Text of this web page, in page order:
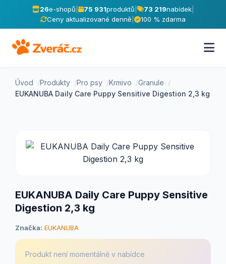
26e-shopů 75 931produktů 73 219nabídek|
Ceny aktualizované denně
100 % zdarma
Úvod Produkty Pro psy Krmivo
Granule
EUKANUBA Daily Care Puppy Sensitive Digestion 2,3 kg
EUKANUBA Daily Care Puppy Sensitive
Digestion 2,3 kg
Značka: EUKANUBA
Produkt není momentálně v nabídce